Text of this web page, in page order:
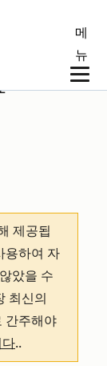
메
뉴
제공됩
용하여 자
았을 수
최신의
간주해야
..